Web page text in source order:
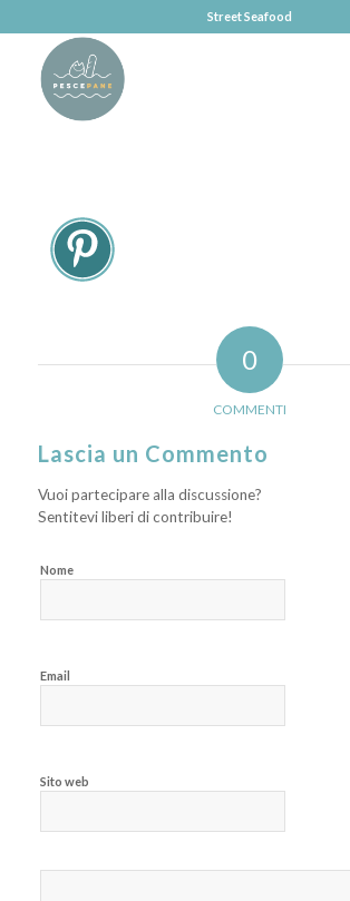
Street Seafood
0
COMMENTI
Lascia un Commento
Vuoi partecipare alla discussione?
Sentitevi liberi di contribuire!
Nome
Email
Sito web